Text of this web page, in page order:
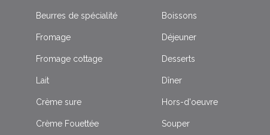
Beurres de spécialité
Fromage
Fromage cottage
Lait
Crème sure
Crème Fouettée
Boissons
Déjeuner
Desserts
Dîner
Hors-d'oeuvre
Souper